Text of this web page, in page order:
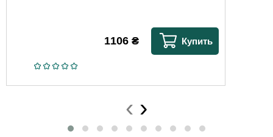
1106 ₴ Купить
‹ ›